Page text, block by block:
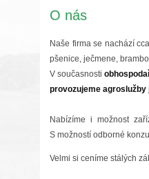
O nás
Naše firma se nachází
pšenice, ječmene,
V současnosti
provozujeme agroslužby
Nabízíme i možnost
S možností odborné
Velmi si ceníme stálých